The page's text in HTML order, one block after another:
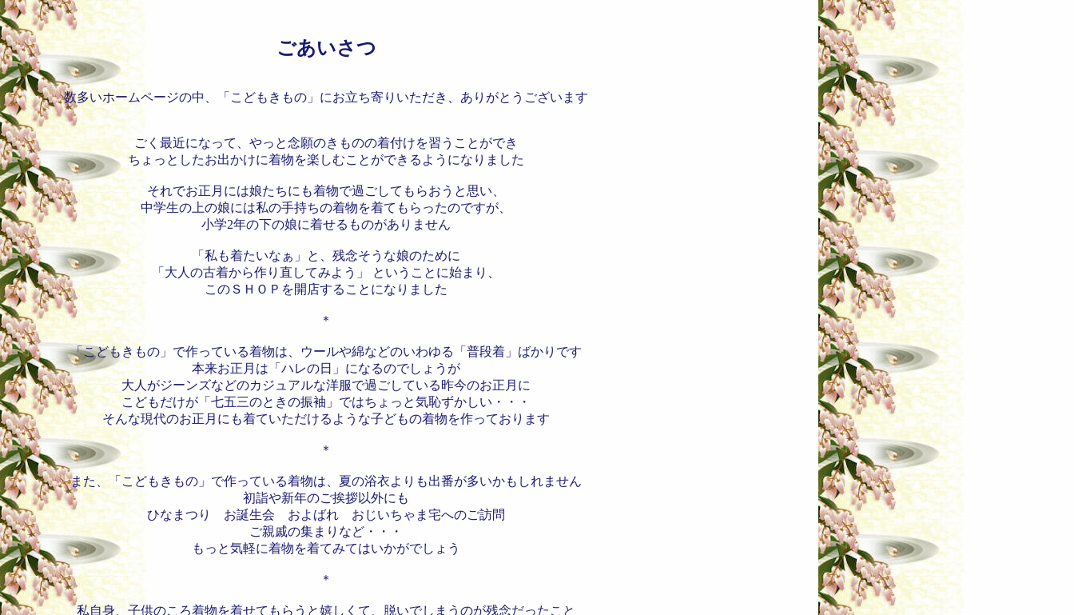
ごあいさつ
数多いホームページの中、「こどもきもの」にお立ち寄りいただき、ありがとうございます
ごく最近になって、やっと念願のきものの着付けを習うことができ
ちょっとしたお出かけに着物を楽しむことができるようになりました
それでお正月には娘たちにも着物で過ごしてもらおうと思い、
中学生の上の娘には私の手持ちの着物を着てもらったのですが、
小学2年の下の娘に着せるものがありません
「私も着たいなぁ」と、残念そうな娘のために
「大人の古着から作り直してみよう」 ということに始まり、
このＳＨＯＰを開店することになりました
＊
「こどもきもの」で作っている着物は、ウールや綿などのいわゆる「普段着」ばかりです
本来お正月は「ハレの日」になるのでしょうが
大人がジーンズなどのカジュアルな洋服で過ごしている昨今のお正月に
こどもだけが「七五三のときの振袖」ではちょっと気恥ずかしい・・・
そんな現代のお正月にも着ていただけるような子どもの着物を作っております
＊
また、「こどもきもの」で作っている着物は、夏の浴衣よりも出番が多いかもしれません
初詣や新年のご挨拶以外にも
ひなまつり お誕生会 およばれ おじいちゃま宅へのご訪問
ご親戚の集まりなど・・・
もっと気軽に着物を着てみてはいかがでしょう
＊
私自身、子供のころ着物を着せてもらうと嬉しくて、脱いでしまうのが残念だったこと